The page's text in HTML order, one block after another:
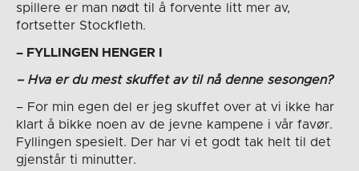
spillere er man nødt til å forvente litt mer av,
fortsetter Stockfleth.
– FYLLINGEN HENGER I
– Hva er du mest skuffet av til nå denne sesongen?
– For min egen del er jeg skuffet over at vi ikke har
klart å bikke noen av de jevne kampene i vår favør.
Fyllingen spesielt. Der har vi et godt tak helt til det
gjenstår ti minutter.